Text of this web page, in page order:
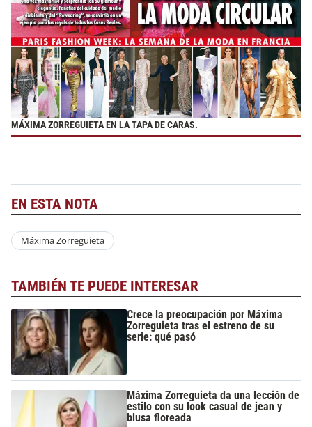
MÁXIMA ZORREGUIETA EN LA TAPA DE CARAS.
EN ESTA NOTA
Máxima Zorreguieta
TAMBIÉN TE PUEDE INTERESAR
Crece la preocupación por Máxima
Zorreguieta tras el estreno de su
serie: qué pasó
Máxima Zorreguieta da una lección de
estilo con su look casual de jean y
blusa floreada